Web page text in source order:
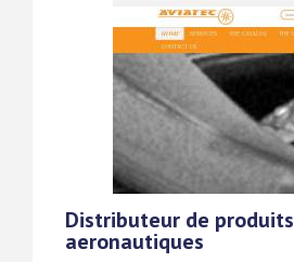
Distributeur de produits
aeronautiques